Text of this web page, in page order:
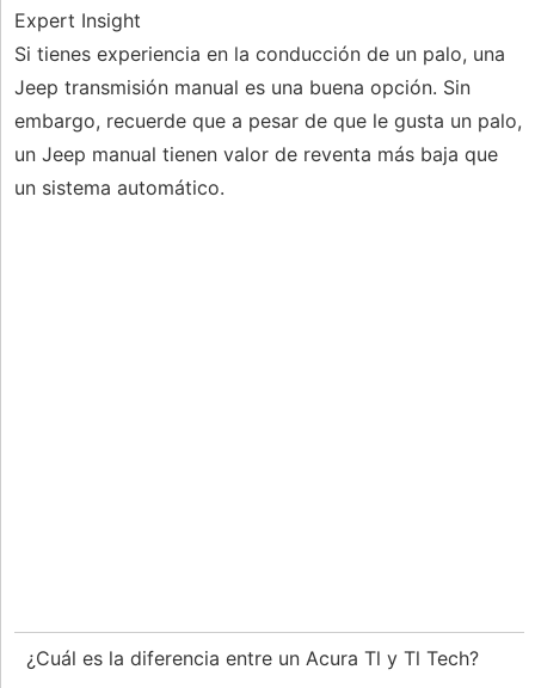
Expert Insight
Si tienes experiencia en la conducción de un palo, una
Jeep transmisión manual es una buena opción. Sin
embargo, recuerde que a pesar de que le gusta un palo,
un Jeep manual tienen valor de reventa más baja que
un sistema automático.
¿Cuál es la diferencia entre un Acura Tl y Tl Tech?